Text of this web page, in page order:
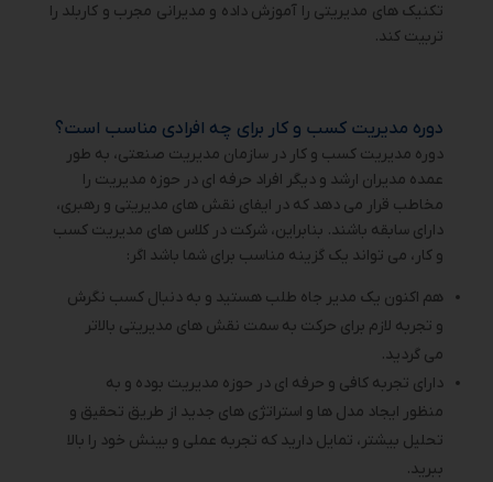
تکنیک های مدیریتی را آموزش داده و مدیرانی مجرب و کاربلد را
تربیت کند.
دوره مدیریت کسب و کار برای چه افرادی مناسب است؟
دوره مدیریت کسب و کار در سازمان مدیریت صنعتی، به طور
عمده مدیران ارشد و دیگر افراد حرفه ای در حوزه مدیریت را
مخاطب قرار می دهد که در ایفای نقش های مدیریتی و رهبری،
دارای سابقه باشند. بنابراین، شرکت در کلاس های مدیریت کسب
و کار، می تواند یک گزینه مناسب برای شما باشد اگر:
هم اکنون یک مدیر جاه طلب هستید و به دنبال کسب نگرش
و تجربه لازم برای حرکت به سمت نقش های مدیریتی بالاتر
می گردید.
دارای تجربه کافی و حرفه ای در حوزه مدیریت بوده و به
منظور ایجاد مدل ها و استراتژی های جدید از طریق تحقیق و
تحلیل بیشتر، تمایل دارید که تجربه عملی و بینش خود را بالا
ببرید.